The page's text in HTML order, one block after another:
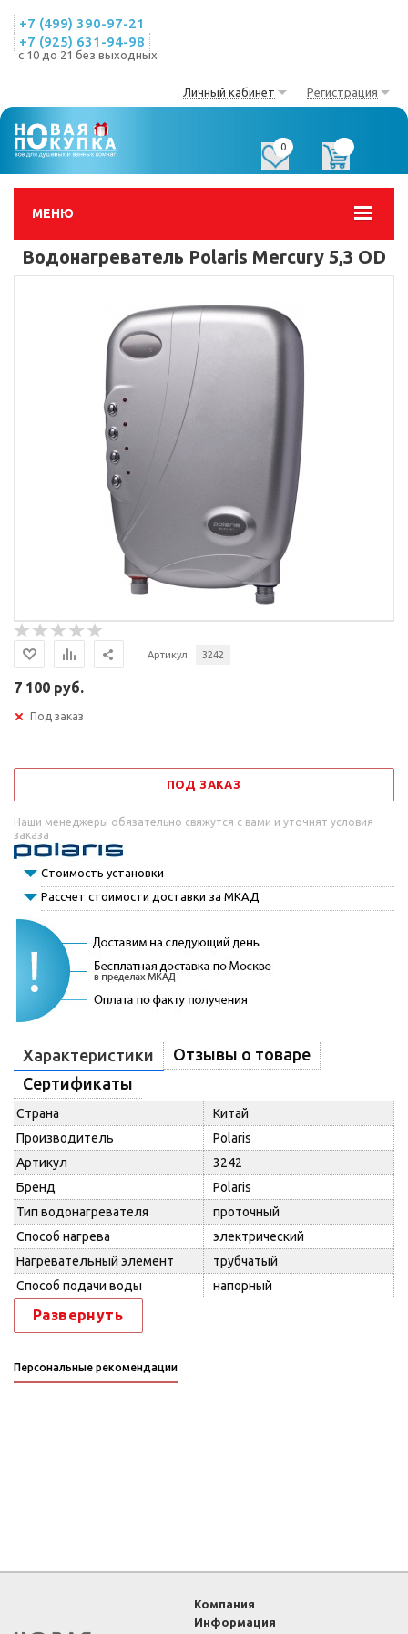
+7 (499) 390-97-21
+7 (925) 631-94-98
с 10 до 21 без выходных
Личный кабинет Регистрация
МЕНЮ
0
Водонагреватель Polaris Mercury 5,3 OD
Артикул 3242
7 100 руб.
Под заказ
ПОД ЗАКАЗ
Наши менеджеры обязательно свяжутся с вами и уточнят условия
заказа
Стоимость установки
Рассчет стоимости доставки за МКАД
Характеристики
Отзывы о товаре
Сертификаты
Страна
Китай
Производитель
Polaris
Артикул
3242
Бренд
Polaris
Тип водонагревателя
проточный
Способ нагрева
электрический
Нагревательный элемент
трубчатый
Способ подачи воды
напорный
Развернуть
Персональные рекомендации
Компания
Информация